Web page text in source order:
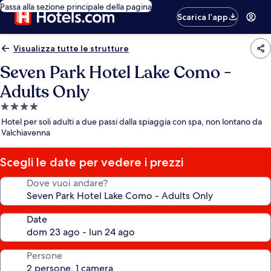
Passa alla sezione principale della pagina
Scarica l’app
Visualizza tutte le strutture
Seven Park Hotel Lake Como -
Adults Only
Struttura
a
4.0
stelle
Hotel per soli adulti a due passi dalla spiaggia con spa, non lontano da
Valchiavenna
Scegli le date per vedere i prezzi
Dove vuoi andare?
Date
Persone